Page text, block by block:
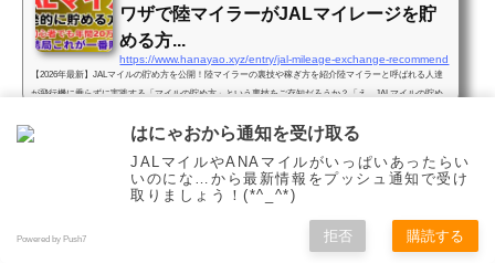
ワザで陸マイラーがJALマイレージを貯
める方...
https://www.hanayao.xyz/entry/jal-mileage-exchange-recommend
【2026年最新】JALマイルの貯め方を公開！陸マイラーの裏技や稼ぎ方を紹介陸マイラーと呼ばれる人達
が飛行機に乗らずに実践する「マイルの貯め方」という裏技をご存知だろうか？「え、JALマイルの貯め
とだろう。しかしフライトマイルやJALカードの利用だけで大量のマイルを貯めることはほとんど不可能
ていこう。フライトやクレジットカ...
JALマイルとANAマイルがいっぱいあったらいいのに…
人生なんてマイルで変わる ～ANA・JA
Lマイルを貯める陸マイラーの提言～
突然ですが「あなたの夢はなんですか？」と聞かれたら、あなたはなんと答えるだ
ろうか。すぐに答えられるのだったらすごいと思う。仕事で出世する、お金持ちに
はにゃおから通知を受け取る
JALマイルやANAマイルがいっぱいあったらい
いのにな…から最新情報をプッシュ通知で受け
取りましょう！(*^_^*)
Powered by Push7 拒否 購読する